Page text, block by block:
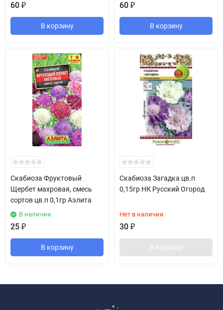
60 ₽
В корзину
60 ₽
В корзину
Скабиоза Фруктовый
Щербет махровая, смесь
сортов цв.п 0,1гр Аэлита
В наличии
25 ₽
В корзину
Скабиоза Загадка цв.п
0,15гр НК Русский Огород
Нет в наличии
30 ₽
В корзину